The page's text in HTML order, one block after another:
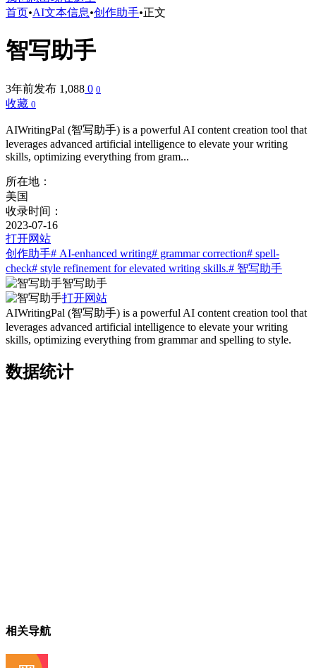
首页•AI文本信息•创作助手•正文
智写助手
3年前发布 1,088 0 0
收藏 0
AIWritingPal (智写助手) is a powerful AI content creation tool that
leverages advanced artificial intelligence to elevate your writing
skills, optimizing everything from gram...
所在地：
美国
收录时间：
2023-07-16
打开网站
创作助手# AI-enhanced writing# grammar correction# spell-
check# style refinement for elevated writing skills.# 智写助手
智写助手
打开网站
AIWritingPal (智写助手) is a powerful AI content creation tool that
leverages advanced artificial intelligence to elevate your writing
skills, optimizing everything from grammar and spelling to style.
数据统计
相关导航